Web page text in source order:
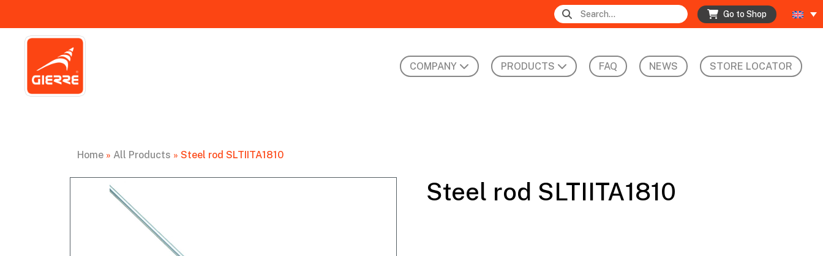
Go to Shop
COMPANY PRODUCTS FAQ NEWS STORE LOCATOR
Home » All Products » Steel rod SLTIITA1810
Steel rod SLTIITA1810